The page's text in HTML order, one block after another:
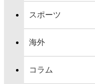
スポーツ
海外
コラム